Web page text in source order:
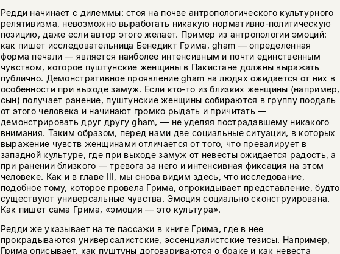
Редди начинает с дилеммы: стоя на почве антропологического культурного
релятивизма, невозможно выработать никакую нормативно-политическую
позицию, даже если автор этого желает. Пример из антропологии эмоций:
как пишет исследовательница Бенедикт Грима, gham — определенная
форма печали — является наиболее интенсивным и почти единственным
чувством, которое пуштунские женщины в Пакистане должны выражать
публично. Демонстративное проявление gham на людях ожидается от них в
особенности при выходе замуж. Если кто-то из близких женщины (например,
сын) получает ранение, пуштунские женщины собираются в группу поодаль
от этого человека и начинают громко рыдать и причитать —
демонстрировать друг другу gham, — не уделяя пострадавшему никакого
внимания. Таким образом, перед нами две социальные ситуации, в которых
выражение чувств женщинами отличается от того, что превалирует в
западной культуре, где при выходе замуж от невесты ожидается радость, а
при ранении близкого — тревога за него и интенсивная фиксация на этом
человеке. Как и в главе III, мы снова видим здесь, что исследование,
подобное тому, которое провела Грима, опрокидывает представление, будто
существуют универсальные чувства. Эмоция социально сконструирована.
Как пишет сама Грима, «эмоция — это культура».
Редди же указывает на те пассажи в книге Грима, где в нее
прокрадываются универсалистские, эссенциалистские тезисы. Например,
Грима описывает, как пуштуны договариваются о браке и как невеста